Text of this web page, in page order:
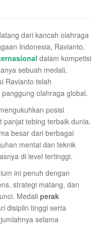
i
n
dari kancah olahraga
Indonesia, Ravianto,
dalam kompetisi
sebuah medali,
Ravianto telah
olahraga global.
posisi
panjat tebing terbaik dunia.
besar dari berbagai
mental dan teknik
di level tertinggi.
ini penuh dengan
strategi matang, dan
Medali perak
disiplin tinggi serta
selama